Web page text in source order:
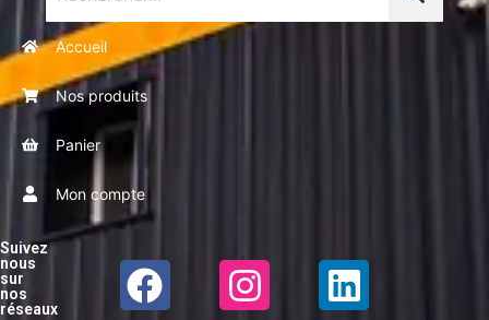
Accueil
Nos produits
Panier
Mon compte
Suivez
nous
sur
nos
réseaux